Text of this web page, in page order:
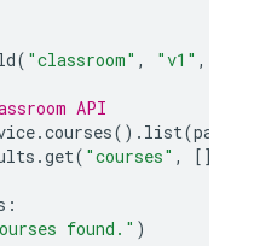
( "classroom" , "v1" ,
API
.courses() . list(pageSize
.get( "courses" , [])
:
found." )